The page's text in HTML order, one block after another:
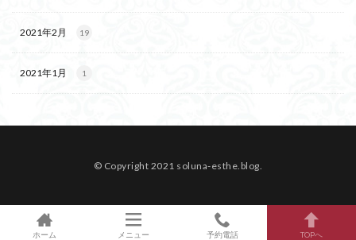
2021年2月 19
2021年1月 1
© Copyright 2021 soluna-esthe.blog.
ホーム メニュー 予約電話 TOPへ